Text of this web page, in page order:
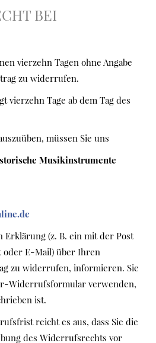
BEI
vierzehn Tagen ohne Angabe
zu widerrufen.
vierzehn Tage ab dem Tag des
müssen Sie uns
Musikinstrumente
(z. B. ein mit der Post
oder E-Mail) über Ihren
zu widerrufen, informieren. Sie
Widerrufsformular verwenden,
ist.
reicht es aus, dass Sie die
des Widerrufsrechts vor